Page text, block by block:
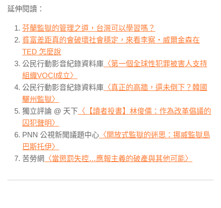
延伸閱讀：
芬蘭監獄的管理之道，台灣可以學習嗎？
貧富差距真的會破壞社會穩定，來看李察‧威爾金森在
TED 怎麼說
公民行動影音紀錄資料庫 〈第一個全球性犯罪被害人支持
組織VOCI成立〉
公民行動影音紀錄資料庫 〈真正的高牆，還未倒下？韓國
驪州監獄〉
獨立評論 @ 天下 〈【讀者投書】林俊儒：作為改革倡議的
囚犯聲明〉
PNN 公視新聞議題中心 〈開放式監獄的迷思：挪威監獄島
巴斯托伊〉
苦勞網
〈當懲罰失控…應報主義的破產與其他可能〉